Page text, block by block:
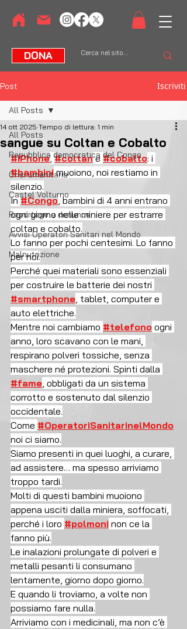
DONA
Post Iscriviti
All Posts
Repubblica democratica del Congo
Crisi umanitaria
Castel Volturno
Reportage e denunce
Avvisi Operatori Sanitari nel Mondo
Malnutrizione
All Posts
sangue su Coltan e Cobalto
14 ott 2025 Tempo di lettura: 1 min
#iPhone, #coltan e #cobalto: i
#bambini muoiono, noi restiamo in
silenzio.
In #Congo , bambini di 4 anni entrano
ogni giorno nelle miniere per estrarre
coltan e cobalto.
Lo fanno per pochi centesimi. Lo fanno
per noi.
Perché quei materiali sono essenziali
per costruire le batterie dei nostri
#smartphone , tablet, computer e
auto elettriche.
Mentre noi cambiamo #telefono ogni
anno, loro scavano con le mani,
respirano polveri tossiche, senza
maschere né protezioni. Spinti dalla
#fame , obbligati da un sistema
corrotto e sostenuto dal silenzio
occidentale.
Come #OperatoriSanitarinelMondo
noi ci siamo.
Siamo presenti in quei luoghi, a curare,
ad assistere… ma spesso arriviamo
troppo tardi.
Molti di questi bambini muoiono
appena usciti dalla miniera, soffocati,
perché i loro #polmoni non ce la
fanno più.
Le inalazioni prolungate di polveri e
metalli pesanti li consumano
lentamente, giorno dopo giorno.
E quando li troviamo, a volte non
possiamo fare nulla.
Arriviamo con i medicinali, ma non c’è